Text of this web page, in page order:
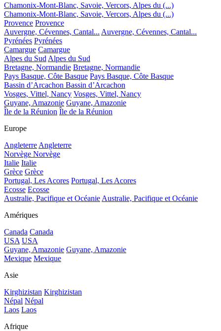
Chamonix-Mont-Blanc, Savoie, Vercors, Alpes du (...)
Chamonix-Mont-Blanc, Savoie, Vercors, Alpes du (...)
Provence Provence
Auvergne, Cévennes, Cantal... Auvergne, Cévennes, Cantal...
Pyrénées Pyrénées
Camargue Camargue
Alpes du Sud Alpes du Sud
Bretagne, Normandie Bretagne, Normandie
Pays Basque, Côte Basque Pays Basque, Côte Basque
Bassin d’Arcachon Bassin d’Arcachon
Vosges, Vittel, Nancy Vosges, Vittel, Nancy
Guyane, Amazonie Guyane, Amazonie
Île de la Réunion Île de la Réunion
Europe
Angleterre Angleterre
Norvège Norvège
Italie Italie
Grèce Grèce
Portugal, Les Acores Portugal, Les Acores
Ecosse Ecosse
Australie, Pacifique et Océanie Australie, Pacifique et Océanie
Amériques
Canada Canada
USA USA
Guyane, Amazonie Guyane, Amazonie
Mexique Mexique
Asie
Kirghizistan Kirghizistan
Népal Népal
Laos Laos
Afrique